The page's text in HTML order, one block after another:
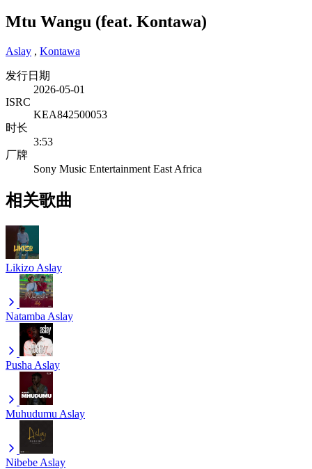
Mtu Wangu (feat. Kontawa)
Aslay , Kontawa
发行日期
2026-05-01
ISRC
KEA842500053
时长
3:53
厂牌
Sony Music Entertainment East Africa
相关歌曲
Likizo Aslay
Natamba Aslay
Pusha Aslay
Muhudumu Aslay
Nibebe Aslay